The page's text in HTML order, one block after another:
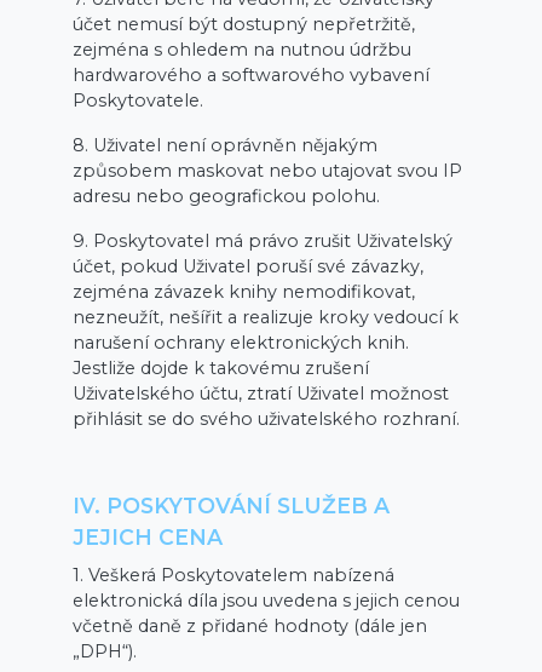
účet nemusí být dostupný nepřetržitě,
zejména s ohledem na nutnou údržbu
hardwarového a softwarového vybavení
Poskytovatele.
8. Uživatel není oprávněn nějakým
způsobem maskovat nebo utajovat svou IP
adresu nebo geografickou polohu.
9. Poskytovatel má právo zrušit Uživatelský
účet, pokud Uživatel poruší své závazky,
zejména závazek knihy nemodifikovat,
nezneužít, nešířit a realizuje kroky vedoucí k
narušení ochrany elektronických knih.
Jestliže dojde k takovému zrušení
Uživatelského účtu, ztratí Uživatel možnost
přihlásit se do svého uživatelského rozhraní.
IV. POSKYTOVÁNÍ SLUŽEB A
JEJICH CENA
1. Veškerá Poskytovatelem nabízená
elektronická díla jsou uvedena s jejich cenou
včetně daně z přidané hodnoty (dále jen
„DPH“).